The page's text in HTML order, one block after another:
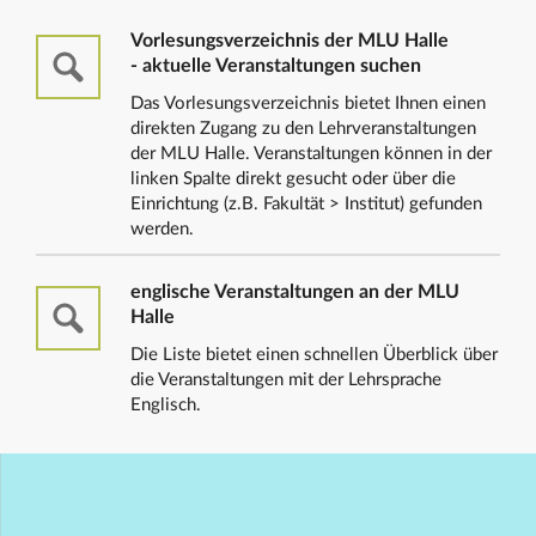
Vorlesungsverzeichnis der MLU Halle
- aktuelle Veranstaltungen suchen
Das Vorlesungsverzeichnis bietet Ihnen einen
direkten Zugang zu den Lehrveranstaltungen
der MLU Halle. Veranstaltungen können in der
linken Spalte direkt gesucht oder über die
Einrichtung (z.B. Fakultät > Institut) gefunden
werden.
englische Veranstaltungen an der MLU
Halle
Die Liste bietet einen schnellen Überblick über
die Veranstaltungen mit der Lehrsprache
Englisch.